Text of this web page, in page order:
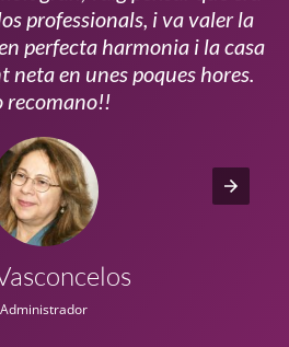
professionals, i va valer la
perfecta harmonia i la casa
neta en unes poques hores.
recomano!!
Administrador